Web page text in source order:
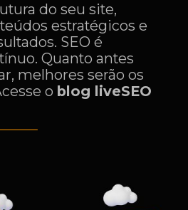
do seu site,
estratégicos e
SEO é
Quanto antes
melhores serão os
o blog liveSEO